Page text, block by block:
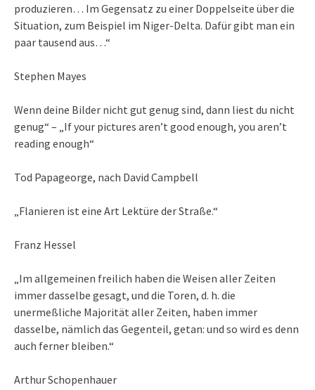
produzieren… Im Gegensatz zu einer Doppelseite über die
Situation, zum Beispiel im Niger-Delta. Dafür gibt man ein
paar tausend aus…“
Stephen Mayes
Wenn deine Bilder nicht gut genug sind, dann liest du nicht
genug“ – „If your pictures aren’t good enough, you aren’t
reading enough“
Tod Papageorge, nach David Campbell
„Flanieren ist eine Art Lektüre der Straße.“
Franz Hessel
„Im allgemeinen freilich haben die Weisen aller Zeiten
immer dasselbe gesagt, und die Toren, d. h. die
unermeßliche Majorität aller Zeiten, haben immer
dasselbe, nämlich das Gegenteil, getan: und so wird es denn
auch ferner bleiben.“
Arthur Schopenhauer